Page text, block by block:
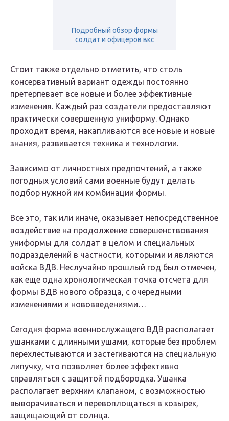
Подробный обзор формы
солдат и офицеров вкс
Стоит также отдельно отметить, что столь
консервативный вариант одежды постоянно
претерпевает все новые и более эффективные
изменения. Каждый раз создатели предоставляют
практически совершенную униформу. Однако
проходит время, накапливаются все новые и новые
знания, развивается техника и технологии.
Зависимо от личностных предпочтений, а также
погодных условий сами военные будут делать
подбор нужной им комбинации формы.
Все это, так или иначе, оказывает непосредственное
воздействие на продолжение совершенствования
униформы для солдат в целом и специальных
подразделений в частности, которыми и являются
войска ВДВ. Неслучайно прошлый год был отмечен,
как еще одна хронологическая точка отсчета для
формы ВДВ нового образца, с очередными
изменениями и нововведениями…
Сегодня форма военнослужащего ВДВ располагает
ушанками с длинными ушами, которые без проблем
перехлестываются и застегиваются на специальную
липучку, что позволяет более эффективно
справляться с защитой подбородка. Ушанка
располагает верхним клапаном, с возможностью
выворачиваться и перевоплощаться в козырек,
защищающий от солнца.